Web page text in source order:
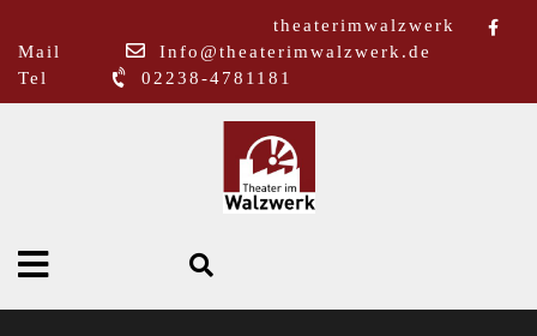
theaterimwalzwerk
Mail
Info@theaterimwalzwerk.de
Tel
02238-4781181